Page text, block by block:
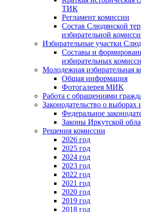
ТИК
Регламент комиссии
Состав Слюдянской
избирательной
Избирательные участки
Составы и
избирательных
Молодежная избирательная
Общая информация
Фотогалерея МИК
Работа с обращениями
Законодательство о выборах
Федеральное
Законы Иркутской
Решения комиссии
2026 год
2025 год
2024 год
2023 год
2022 год
2021 год
2020 год
2019 год
2018 год